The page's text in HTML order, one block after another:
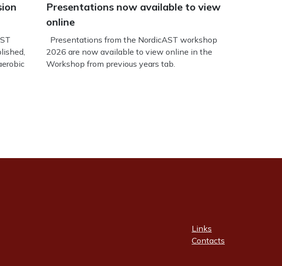
Presentations now available to view
online
Presentations from the NordicAST workshop
2026 are now available to view online in the
Workshop from previous years tab.
Links
Contacts